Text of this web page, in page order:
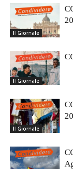
Il Giornale
Il Giornale
Il Giornale